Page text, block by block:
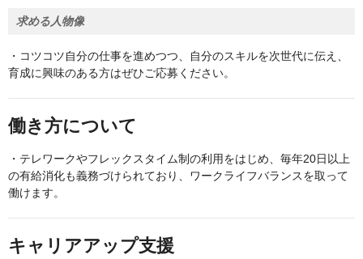
求める人物像
・コツコツ自分の仕事を進めつつ、自分のスキルを次世代に伝え、
育成に興味のある方はぜひご応募ください。
働き方について
・テレワークやフレックスタイム制の利用をはじめ、毎年20日以上
の有給消化も義務づけられており、ワークライフバランスを取って
働けます。
キャリアアップ支援